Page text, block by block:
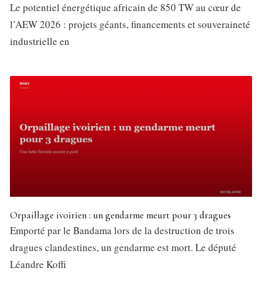
Le potentiel énergétique africain de 850 TW au cœur de
l’AEW 2026 : projets géants, financements et souveraineté
industrielle en
Orpaillage ivoirien : un gendarme meurt pour 3 dragues
Emporté par le Bandama lors de la destruction de trois
dragues clandestines, un gendarme est mort. Le député
Léandre Koffi